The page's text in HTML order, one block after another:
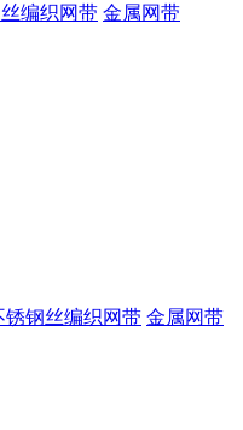
编织网带 金属网带
锈钢丝编织网带 金属网带